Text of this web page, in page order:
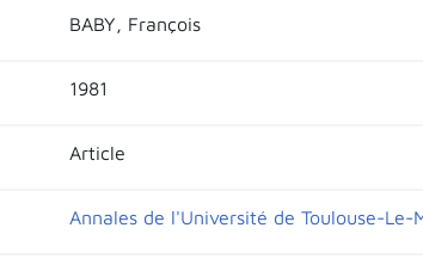
BABY, François
1981
Article
Annales de l'Université de Toulouse-Le-